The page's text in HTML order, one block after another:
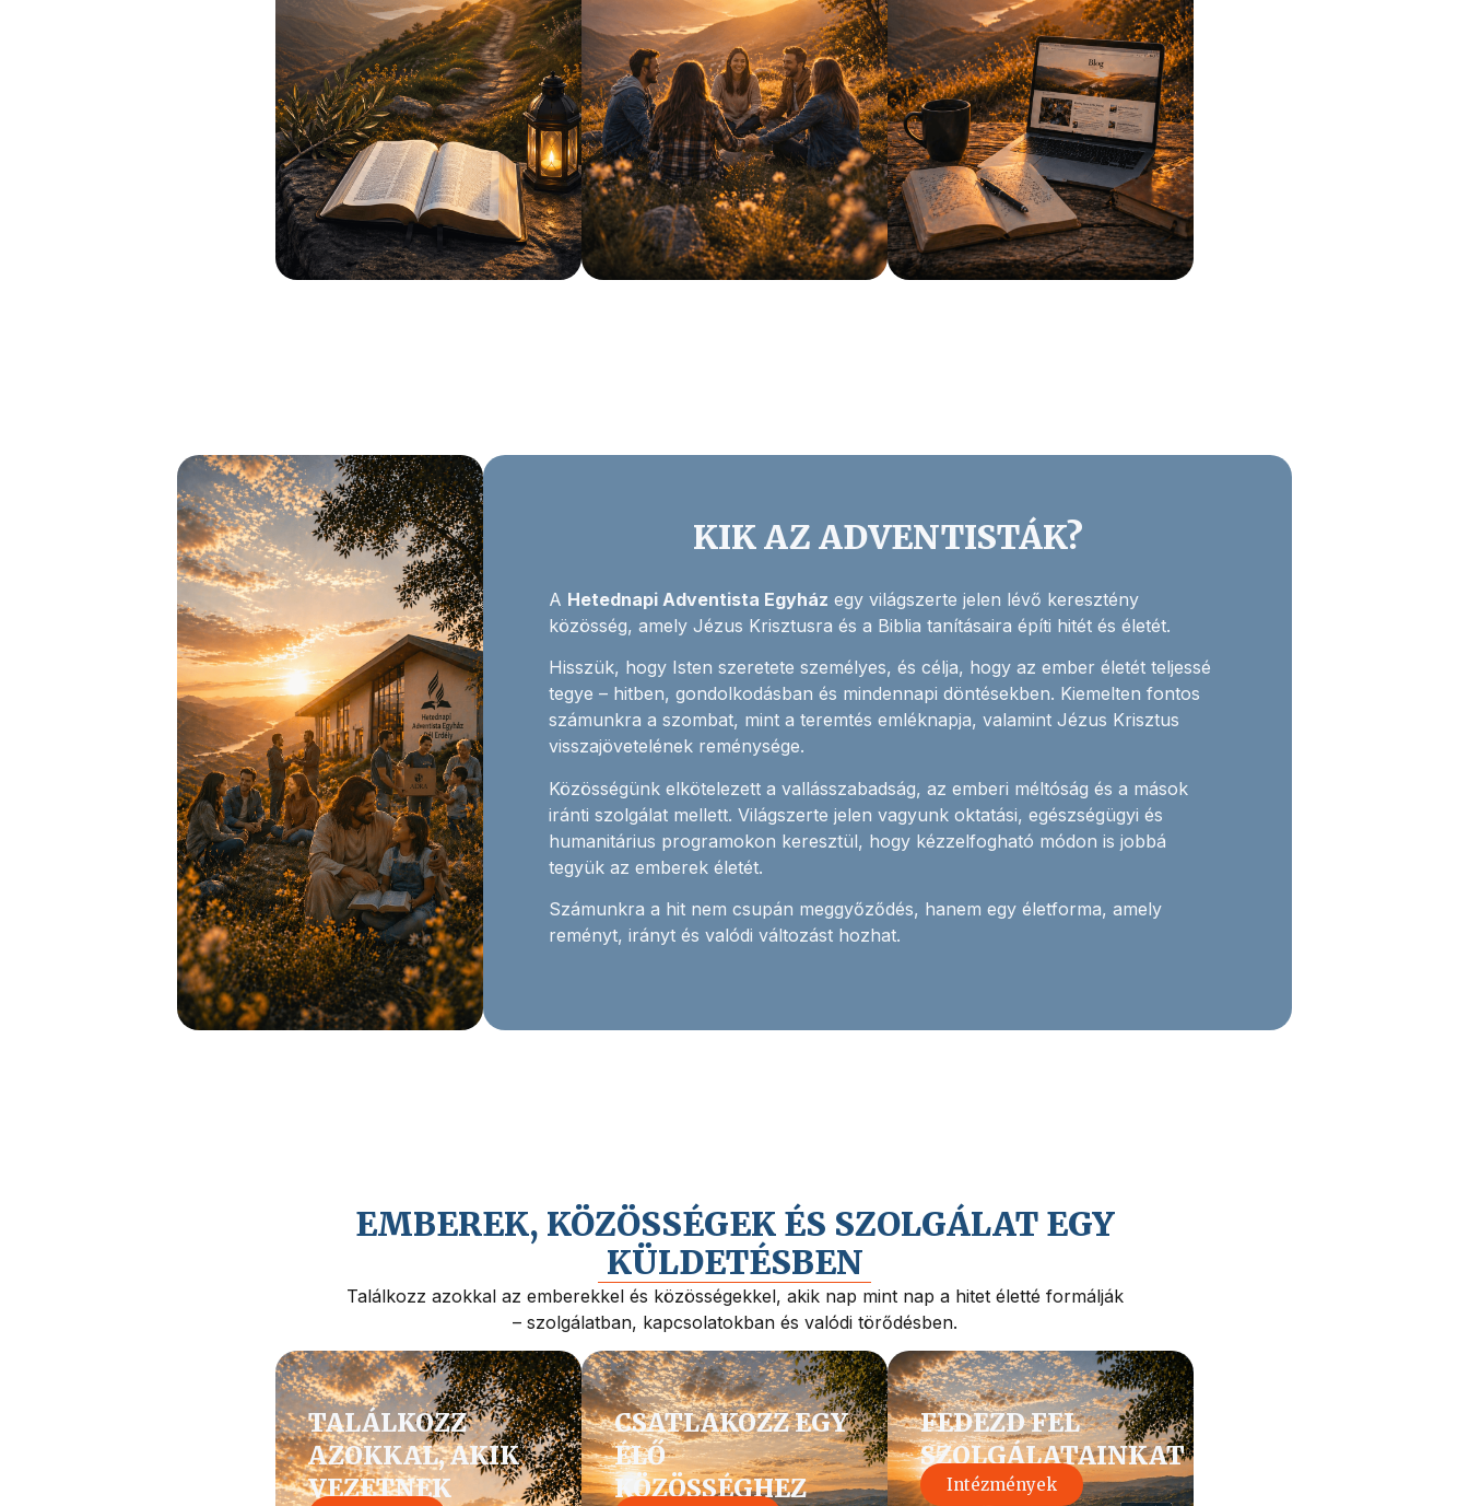
KIK AZ ADVENTISTÁK?
A Hetednapi Adventista Egyház egy világszerte jelen lévő keresztény
közösség, amely Jézus Krisztusra és a Biblia tanításaira építi hitét és életét.
Hisszük, hogy Isten szeretete személyes, és célja, hogy az ember életét teljessé
tegye – hitben, gondolkodásban és mindennapi döntésekben. Kiemelten fontos
számunkra a szombat, mint a teremtés emléknapja, valamint Jézus Krisztus
visszajövetelének reménysége.
Közösségünk elkötelezett a vallásszabadság, az emberi méltóság és a mások
iránti szolgálat mellett. Világszerte jelen vagyunk oktatási, egészségügyi és
humanitárius programokon keresztül, hogy kézzelfogható módon is jobbá
tegyük az emberek életét.
Számunkra a hit nem csupán meggyőződés, hanem egy életforma, amely
reményt, irányt és valódi változást hozhat.
EMBEREK, KÖZÖSSÉGEK ÉS SZOLGÁLAT EGY
KÜLDETÉSBEN
Találkozz azokkal az emberekkel és közösségekkel, akik nap mint nap a hitet életté formálják
– szolgálatban, kapcsolatokban és valódi törődésben.
TALÁLKOZZ
AZOKKAL, AKIK
VEZETNEK
CSATLAKOZZ EGY
ÉLŐ
KÖZÖSSÉGHEZ
FEDEZD FEL
SZOLGÁLATAINKAT
Intézmények